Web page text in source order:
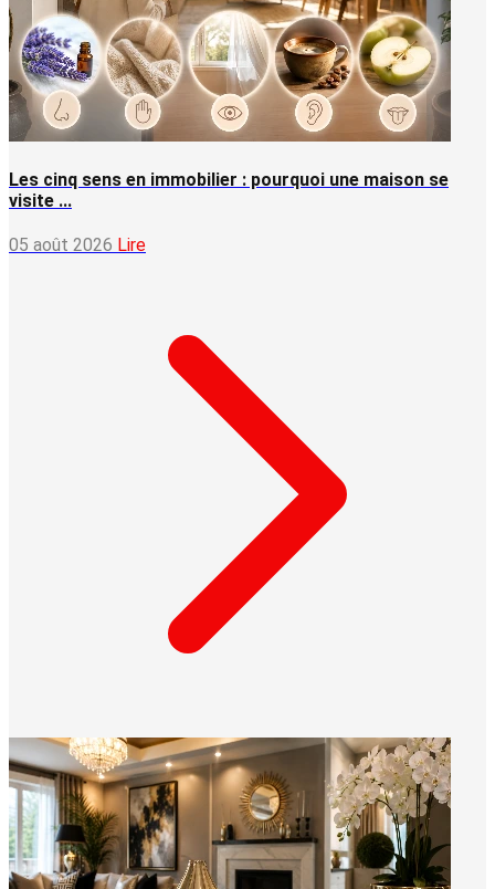
Les cinq sens en immobilier : pourquoi une maison se
visite ...
05 août 2026 Lire